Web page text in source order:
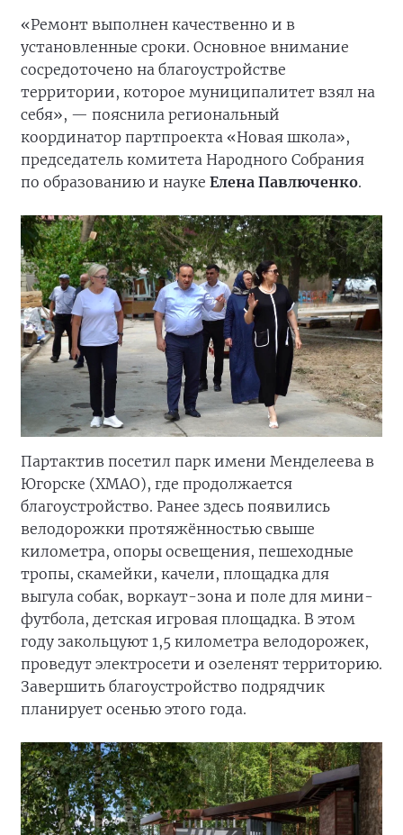
«Ремонт выполнен качественно и в
установленные сроки. Основное внимание
сосредоточено на благоустройстве
территории, которое муниципалитет взял на
себя», — пояснила региональный
координатор партпроекта «Новая школа»,
председатель комитета Народного Собрания
по образованию и науке Елена Павлюченко.
Партактив посетил парк имени Менделеева в
Югорске (ХМАО), где продолжается
благоустройство. Ранее здесь появились
велодорожки протяжённостью свыше
километра, опоры освещения, пешеходные
тропы, скамейки, качели, площадка для
выгула собак, воркаут-зона и поле для мини-
футбола, детская игровая площадка. В этом
году закольцуют 1,5 километра велодорожек,
проведут электросети и озеленят территорию.
Завершить благоустройство подрядчик
планирует осенью этого года.